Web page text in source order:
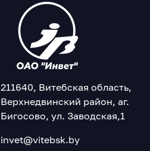
211640, Витебская область,
Верхнедвинский район, аг.
Бигосово, ул. Заводская,1
invet@vitebsk.by